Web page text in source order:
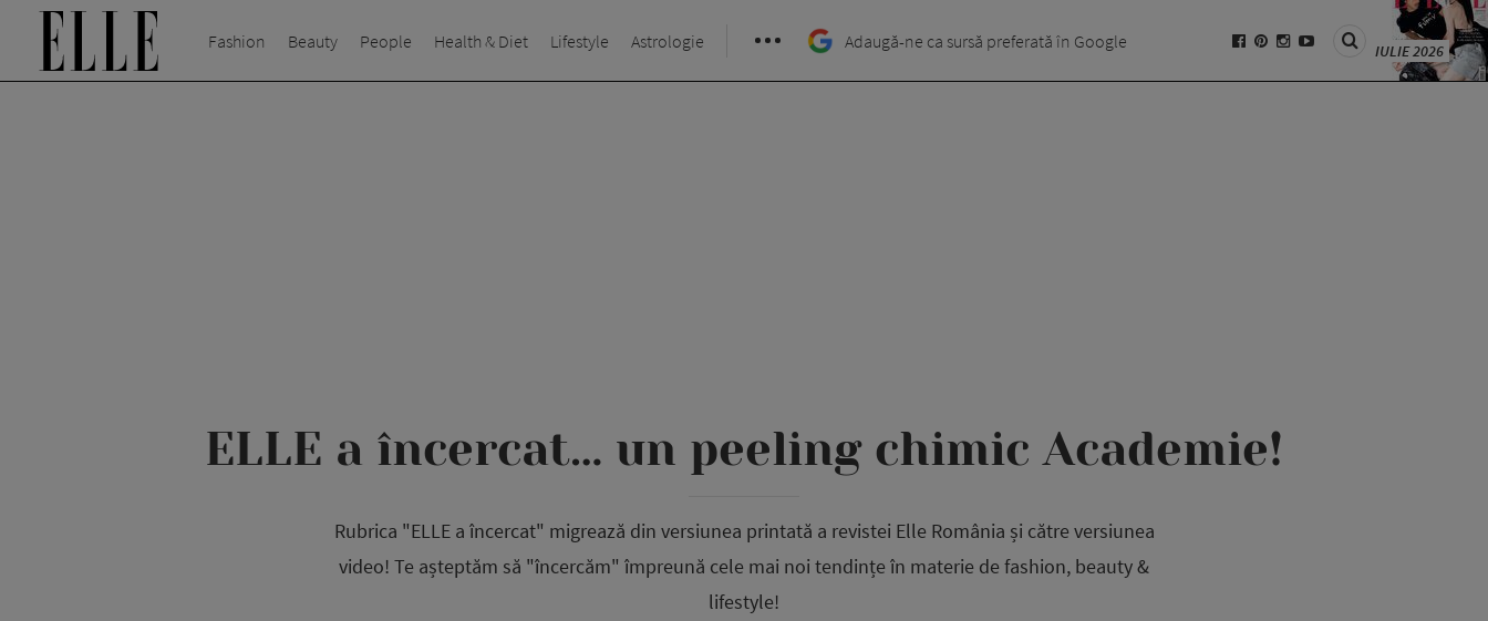
Fashion Beauty People Health & Diet Lifestyle Astrologie Adaugă-ne ca sursă preferată în Google IULIE 2026
ELLE a încercat… un peeling chimic Academie!
Rubrica "ELLE a încercat" migrează din versiunea printată a revistei Elle România și către versiunea
video! Te așteptăm să "încercăm" împreună cele mai noi tendințe în materie de fashion, beauty &
lifestyle!